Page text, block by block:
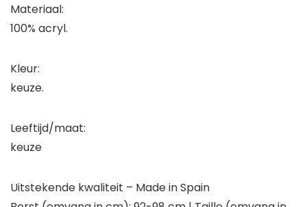
Materiaal:
100% acryl.
Kleur:
keuze.
Leeftijd/maat:
keuze
Uitstekende kwaliteit – Made in Spain